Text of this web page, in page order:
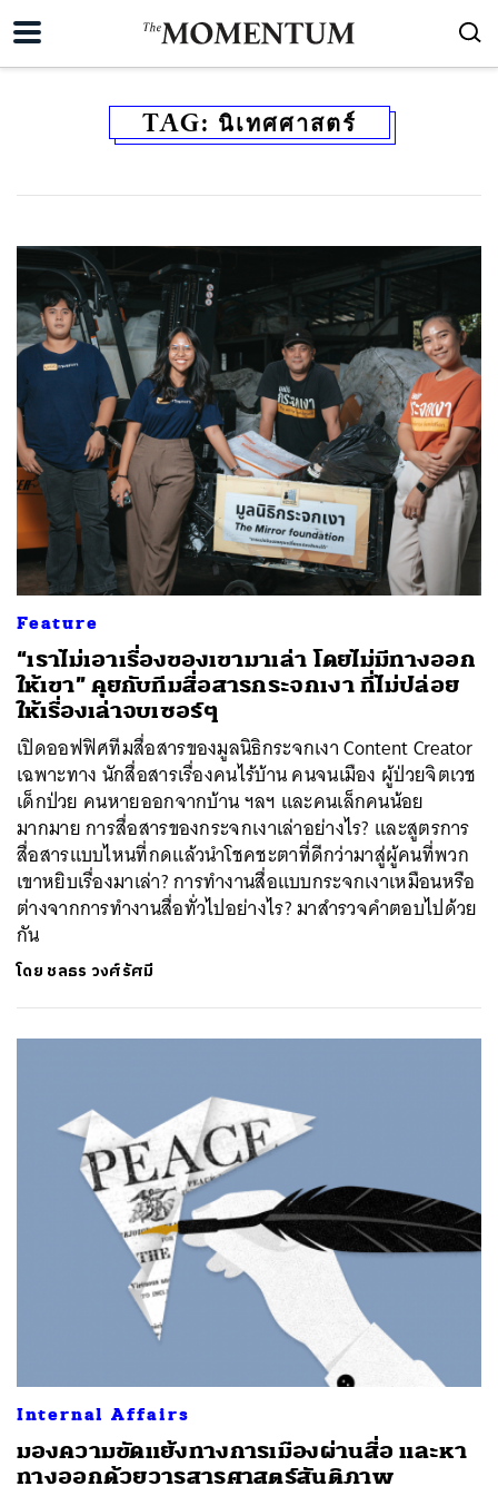
TAG: นิเทศศาสตร์
Feature
“เราไม่เอาเรื่องของเขามาเล่า โดยไม่มีทางออก
ให้เขา” คุยกับทีมสื่อสารกระจกเงา ที่ไม่ปล่อย
ให้เรื่องเล่าจบเซอร์ๆ
เปิดออฟฟิศทีมสื่อสารของมูลนิธิกระจกเงา Content Creator
เฉพาะทาง นักสื่อสารเรื่องคนไร้บ้าน คนจนเมือง ผู้ป่วยจิตเวช
เด็กป่วย คนหายออกจากบ้าน ฯลฯ และคนเล็กคนน้อย
มากมาย การสื่อสารของกระจกเงาเล่าอย่างไร? และสูตรการ
สื่อสารแบบไหนที่กดแล้วนำโชคชะตาที่ดีกว่ามาสู่ผู้คนที่พวก
เขาหยิบเรื่องมาเล่า? การทำงานสื่อแบบกระจกเงาเหมือนหรือ
ต่างจากการทำงานสื่อทั่วไปอย่างไร? มาสำรวจคำตอบไปด้วย
กัน
โดย ชลธร วงศ์รัศมี
Internal Affairs
มองความขัดแย้งทางการเมืองผ่านสื่อ และหา
ทางออกด้วยวารสารศาสตร์สันติภาพ